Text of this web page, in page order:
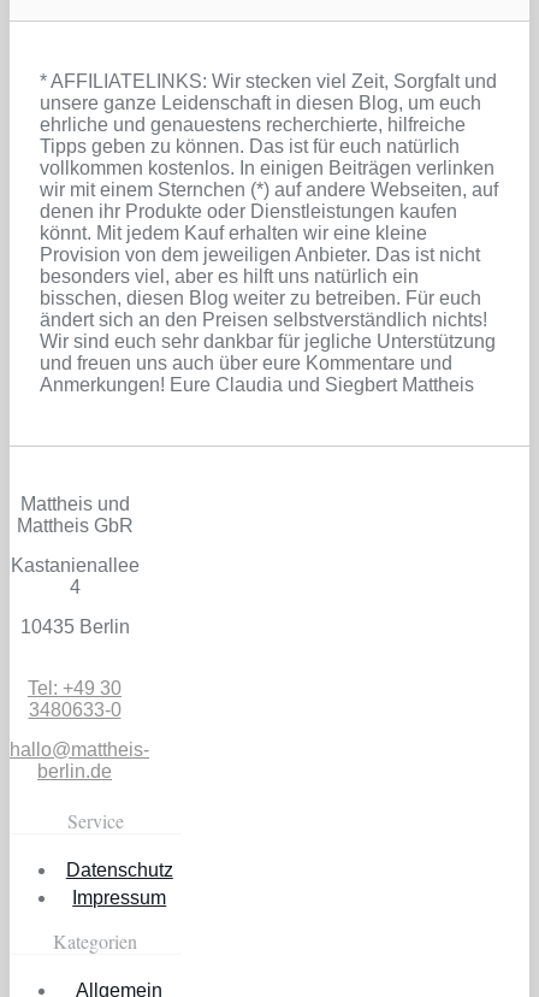
* AFFILIATELINKS: Wir stecken viel Zeit, Sorgfalt und
unsere ganze Leidenschaft in diesen Blog, um euch
ehrliche und genauestens recherchierte, hilfreiche
Tipps geben zu können. Das ist für euch natürlich
vollkommen kostenlos. In einigen Beiträgen verlinken
wir mit einem Sternchen (*) auf andere Webseiten, auf
denen ihr Produkte oder Dienstleistungen kaufen
könnt. Mit jedem Kauf erhalten wir eine kleine
Provision von dem jeweiligen Anbieter. Das ist nicht
besonders viel, aber es hilft uns natürlich ein
bisschen, diesen Blog weiter zu betreiben. Für euch
ändert sich an den Preisen selbstverständlich nichts!
Wir sind euch sehr dankbar für jegliche Unterstützung
und freuen uns auch über eure Kommentare und
Anmerkungen! Eure Claudia und Siegbert Mattheis
Mattheis und
Mattheis GbR
Kastanienallee
4
10435 Berlin
Tel: +49 30
3480633-0
hallo@mattheis-
berlin.de
Service
Datenschutz
Impressum
Kategorien
Allgemein